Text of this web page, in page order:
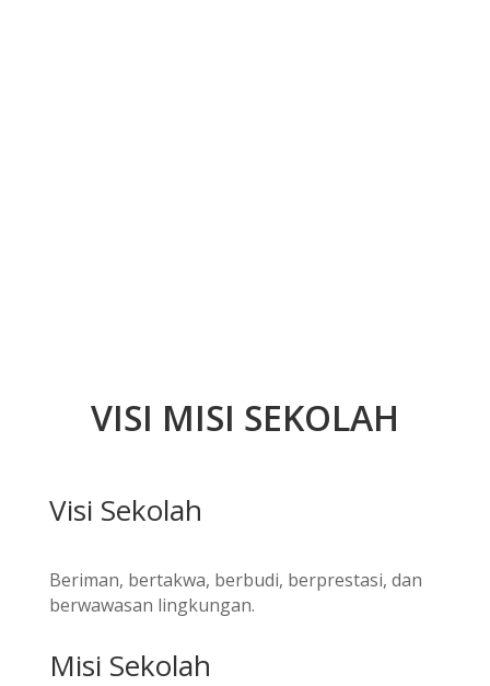
VISI MISI SEKOLAH
Visi Sekolah
Beriman, bertakwa, berbudi, berprestasi, dan
berwawasan lingkungan.
Misi Sekolah